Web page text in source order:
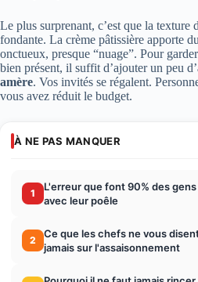
Le plus surprenant, c’est que la texture
fondante. La crème pâtissière apporte
onctueux, presque “nuage”. Pour
bien présent, il suffit d’ajouter un peu d’
amère. Vos invités se régalent.
vous avez réduit le budget.
À NE PAS MANQUER
1
L'erreur que font 90% des gens
avec leur poêle
2
Ce que les chefs ne vous
jamais sur l'assaisonnement